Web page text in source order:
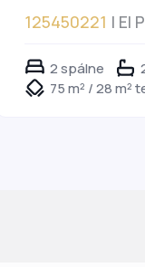
125450221 | El
2 spálne
75 m² / 28 m²